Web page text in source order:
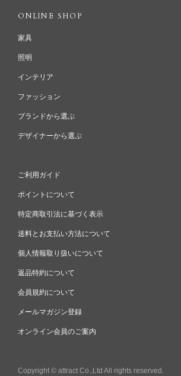
ONLINE SHOP
家具
照明
インテリア
ファッション
ブランドから選ぶ
デザイナーから選ぶ
ご利用ガイド
ポイントについて
特定商取引法に基づく表示
送料とお支払い方法について
個人情報取り扱いについて
返品特約について
会員規約について
メールマガジン登録
オンライン会員のご案内
Copyright © attract Co.,Ltd All rights reserved.